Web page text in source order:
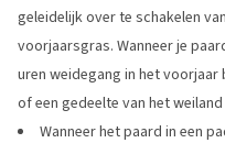
geleidelijk over te schakelen
voorjaarsgras. Wanneer je
uren weidegang in het
of een gedeelte van het
Wanneer het paard in een